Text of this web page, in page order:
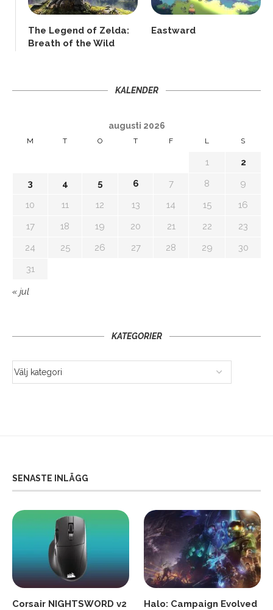
The Legend of Zelda:
Breath of the Wild
Eastward
KALENDER
augusti 2026
M T O T F L S
1
2
3
4 5 6 7 8
9
10
11 12 13 14 15
16
17
18 19 20 21 22
23
24
25 26 27 28 29
30
31
« jul
KATEGORIER
SENASTE INLÄGG
Corsair NIGHTSWORD v2
Halo: Campaign Evolved